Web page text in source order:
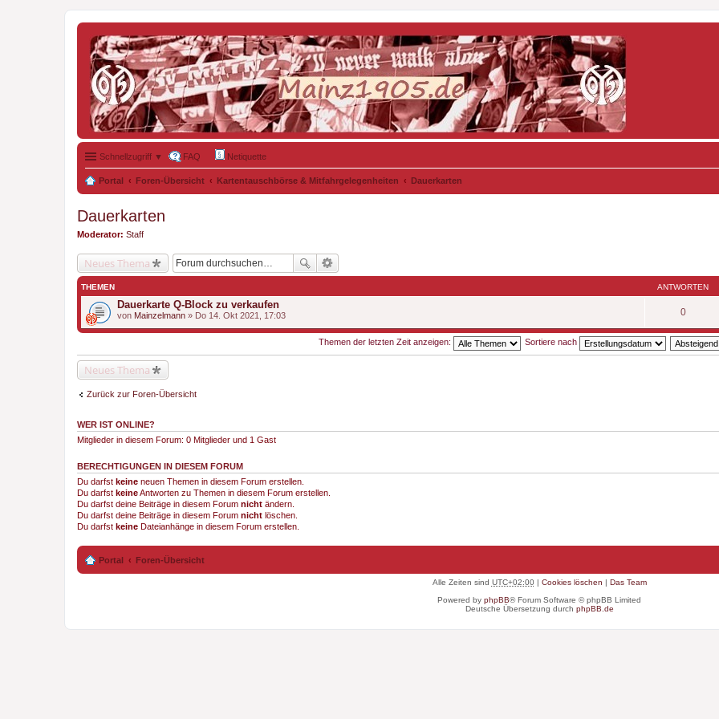
Schnellzugriff ▼ FAQ Netiquette
Portal Foren-Übersicht Kartentauschbörse & Mitfahrgelegenheiten Dauerkarten
Dauerkarten
Moderator: Staff
Neues Thema
THEMEN ANTWORTEN
Dauerkarte Q-Block zu verkaufen
von Mainzelmann » Do 14. Okt 2021, 17:03 0
Themen der letzten Zeit anzeigen: Sortiere nach
Neues Thema
Zurück zur Foren-Übersicht
WER IST ONLINE?
Mitglieder in diesem Forum: 0 Mitglieder und 1 Gast
BERECHTIGUNGEN IN DIESEM FORUM
Du darfst keine neuen Themen in diesem Forum erstellen.
Du darfst keineAntworten zu Themen in diesem Forum erstellen.
Du darfst deine Beiträge in diesem Forum nicht ändern.
Du darfst deine Beiträge in diesem Forum nicht löschen.
Du darfst keine Dateianhänge in diesem Forum erstellen.
Portal Foren-Übersicht
Alle Zeiten sind UTC+02:00| Cookies löschen | Das Team
Powered by phpBB® Forum Software © phpBB Limited
Deutsche Übersetzung durch phpBB.de